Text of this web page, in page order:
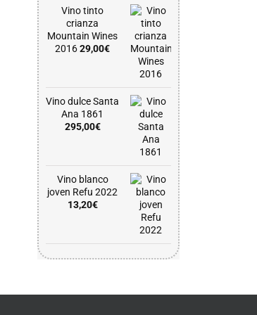
Vino tinto
crianza
Mountain Wines
2016 29,00€
Vino dulce Santa
Ana 1861
295,00€
Vino blanco
joven Refu 2022
13,20€